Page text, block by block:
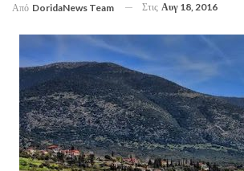
Από DoridaNews Team Στις Αυγ 18, 2016